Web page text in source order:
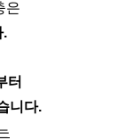
은
.
터
니다.